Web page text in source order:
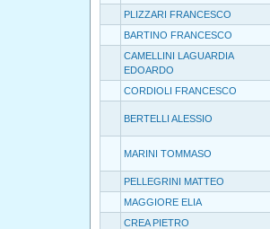
PLIZZARI FRANCESCO
BARTINO FRANCESCO
CAMELLINI LAGUARDIA
EDOARDO
CORDIOLI FRANCESCO
BERTELLI ALESSIO
MARINI TOMMASO
PELLEGRINI MATTEO
MAGGIORE ELIA
CREA PIETRO